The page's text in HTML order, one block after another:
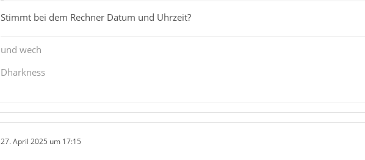
Stimmt bei dem Rechner Datum und Uhrzeit?
und wech
Dharkness
27. April 2025 um 17:15